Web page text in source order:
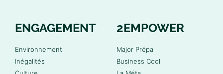
ENGAGEMENT
Environnement
Inégalités
2EMPOWER
Major Prépa
Business Cool